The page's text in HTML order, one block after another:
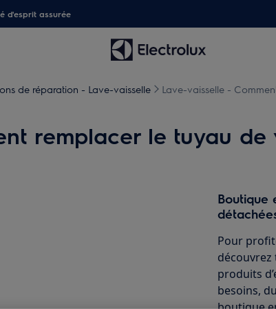
d'esprit assurée
de réparation - Lave-vaisselle Lave-vaisselle -
remplacer le tuyau de
Boutique
Pour
découvrez
produits
besoins,